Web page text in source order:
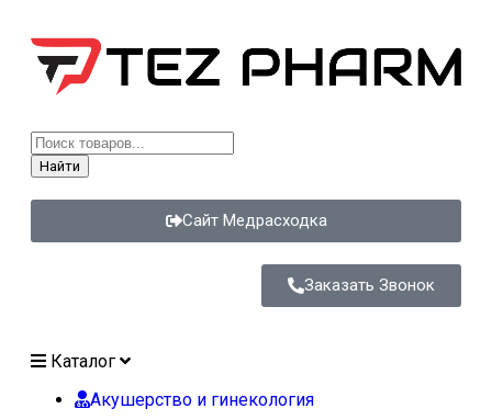
Найти
Сайт Медрасходка
Заказать Звонок
Каталог
Акушерство и гинекология